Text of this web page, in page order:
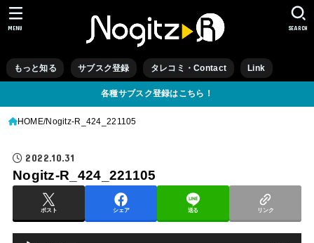
もっと知る サブスク登録 タレコミ・Contact Link
SEARCH
MENU
各種サブスク登録はこちら！
HOME Nogitz-R_424_221105
2022.10.31
Nogitz-R_424_221105
ポスト シェア 送る リンク